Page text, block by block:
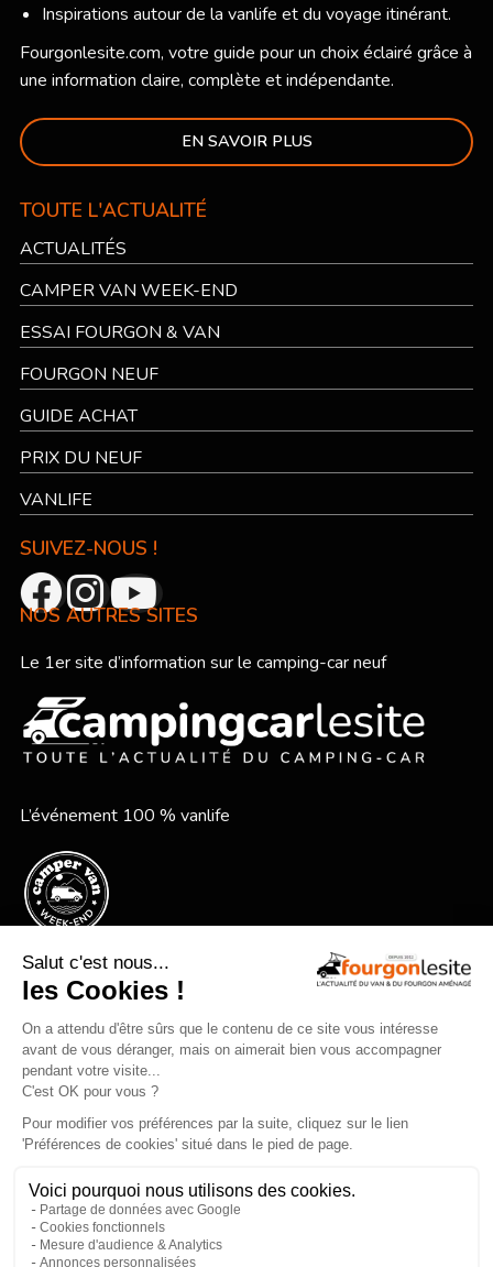
Inspirations autour de la vanlife et du voyage itinérant.
Fourgonlesite.com, votre guide pour un choix éclairé grâce à
une information claire, complète et indépendante.
EN SAVOIR PLUS
TOUTE L'ACTUALITÉ
ACTUALITÉS
CAMPER VAN WEEK-END
ESSAI FOURGON & VAN
FOURGON NEUF
GUIDE ACHAT
PRIX DU NEUF
VANLIFE
SUIVEZ-NOUS !
NOS AUTRES SITES
Le 1er site d’information sur le camping-car neuf
L’événement 100 % vanlife
Le festival vanlife en bord de mer
Mentions légales
Devenir annonceur
Gestion des cookies